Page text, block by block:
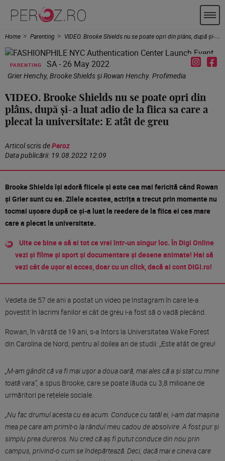
Home Parenting VIDEO. Brooke Shields nu se poate opri din plâns, după și-a luat adio de la fiica sa care a plecat la universitate: E atât de greu
PARENTING
Grier Henchy, Brooke Shields și Rowan Henchy. Profimedia
VIDEO. Brooke Shields nu se poate opri din
plâns, după și-a luat adio de la fiica sa care a
plecat la universitate: E atât de greu
Articol scris dePeroz
Data publicării: 19.08.2022 12:09
Brooke Shields își adoră fiicele și este cea mai fericită când Rowan
și Grier sunt cu ea. Zilele acestea, actrița a trecut prin momente nu
tocmai ușoare după ce și-a luat la reedere de la fiica ei cea mare
care a plecat la universitate.
Uite ce bine e să ai tot ce vrei într-un singur loc. În Digi Online
vezi și filme și sport și documentare și desene animate! Hai să
vezi cât de ușor ai acces, doar cu un click, dacă ai cont DIGI.ro!
Vedeta de 57 de ani a postat un video pe Instagram în care le-a
povestit în lacrimi fanilor ei cât de greu i-a fost să o vadă plecând.
Rowan, în vârstă de 19 ani, s-a întors la Universitatea Wake Forest
din Carolina de Nord, pentru al doilea an de studii: „Este atât de greu!
„M-am gândit că va fi mai ușor a doua oară, mai ales că a și stat cu mine
toată vara”, a spus Brooke, care se poate lăuda cu 3,8 milioane de
urmăritori pe rețelele sociale.
„Nu fac drumul acesta cu ea acum. Conduce cu tatăl ei, i-am dat mașina
mea pe care am primit-o la rândul meu cadou de absolvire. A fost pur și
simplu prea dureros. Nu cred că aș fi putut conduce din nou prin
campus, privind-o cum se îndepărtează. Deci, dacă mai e cineva care